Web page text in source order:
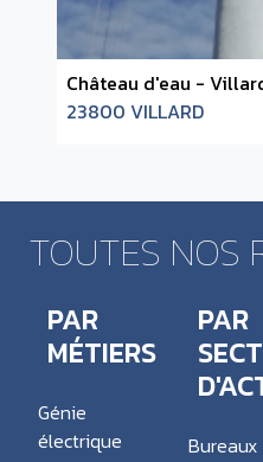
Château d'eau -
23800 VILLARD
TOUTES NOS
PAR
MÉTIERS
Génie
électrique
PAR
Bureaux